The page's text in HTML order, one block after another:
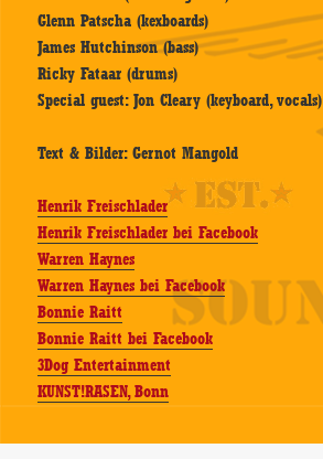
Glenn Patscha (kexboards)
James Hutchinson (bass)
Ricky Fataar (drums)
Special guest: Jon Cleary (keyboard, vocals)
Text & Bilder: Gernot Mangold
Henrik Freischlader
Henrik Freischlader bei Facebook
Warren Haynes
Warren Haynes bei Facebook
Bonnie Raitt
Bonnie Raitt bei Facebook
3Dog Entertainment
KUNST!RASEN, Bonn